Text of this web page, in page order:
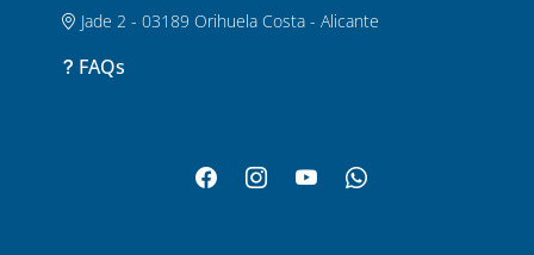
Jade 2 - 03189 Orihuela Costa - Alicante
FAQs